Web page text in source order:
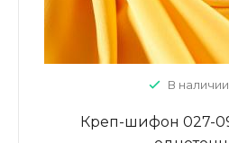
В
Креп-шифон 027-